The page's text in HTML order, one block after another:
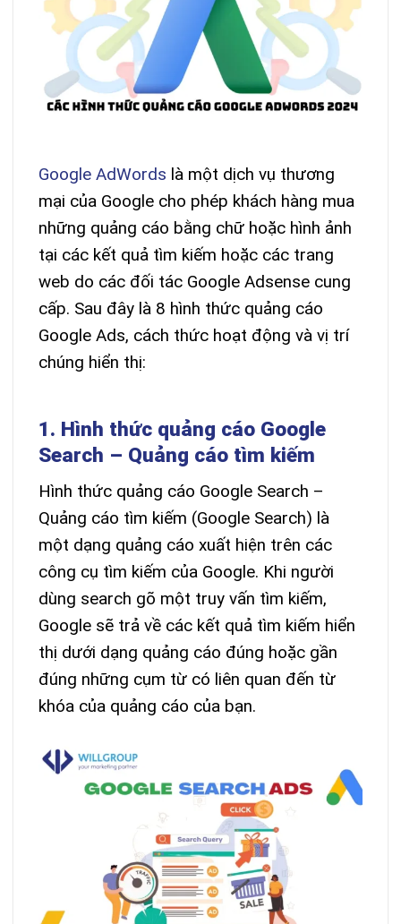
Google AdWords là một dịch vụ thương
mại của Google cho phép khách hàng mua
những quảng cáo bằng chữ hoặc hình ảnh
tại các kết quả tìm kiếm hoặc các trang
web do các đối tác Google Adsense cung
cấp. Sau đây là 8 hình thức quảng cáo
Google Ads, cách thức hoạt động và vị trí
chúng hiển thị:
1. Hình thức quảng cáo Google
Search – Quảng cáo tìm kiếm
Hình thức quảng cáo Google Search –
Quảng cáo tìm kiếm (Google Search) là
một dạng quảng cáo xuất hiện trên các
công cụ tìm kiếm của Google. Khi người
dùng search gõ một truy vấn tìm kiếm,
Google sẽ trả về các kết quả tìm kiếm hiển
thị dưới dạng quảng cáo đúng hoặc gần
đúng những cụm từ có liên quan đến từ
khóa của quảng cáo của bạn.